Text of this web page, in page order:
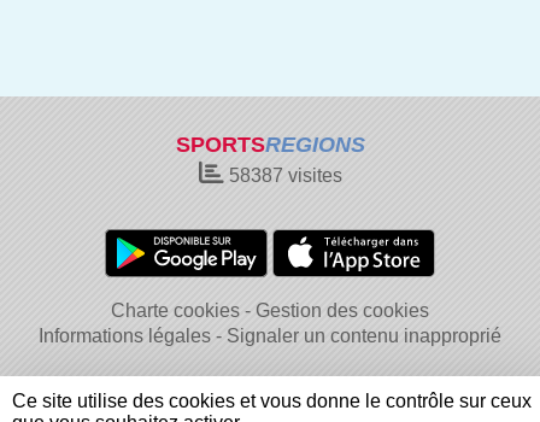
SPORTSREGIONS
58387 visites
Charte cookies
Gestion des cookies
Informations légales
Signaler un contenu inapproprié
Ce site utilise des cookies et vous donne le contrôle sur ceux